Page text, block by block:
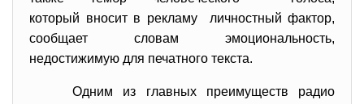
который вносит в рекламу личностный фактор,
сообщает словам эмоциональность,
недостижимую для печатного текста.
Одним из главных преимуществ радио